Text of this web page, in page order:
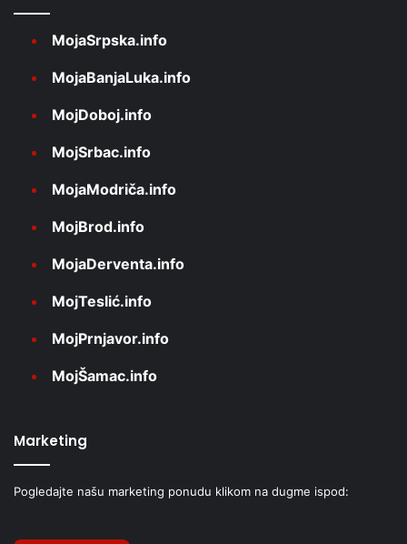
MojaSrpska.info
MojaBanjaLuka.info
MojDoboj.info
MojSrbac.info
MojaModriča.info
MojBrod.info
MojaDerventa.info
MojTeslić.info
MojPrnjavor.info
MojŠamac.info
Marketing
Pogledajte našu marketing ponudu klikom na dugme ispod: